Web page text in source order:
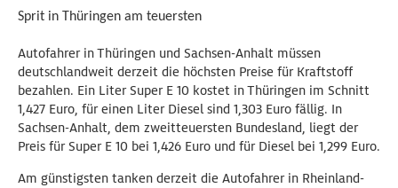
Sprit in Thüringen am teuersten
Autofahrer in Thüringen und Sachsen-Anhalt müssen
deutschlandweit derzeit die höchsten Preise für Kraftstoff
bezahlen. Ein Liter Super E 10 kostet in Thüringen im Schnitt
1,427 Euro, für einen Liter Diesel sind 1,303 Euro fällig. In
Sachsen-Anhalt, dem zweitteuersten Bundesland, liegt der
Preis für Super E 10 bei 1,426 Euro und für Diesel bei 1,299 Euro.
Am günstigsten tanken derzeit die Autofahrer in Rheinland-